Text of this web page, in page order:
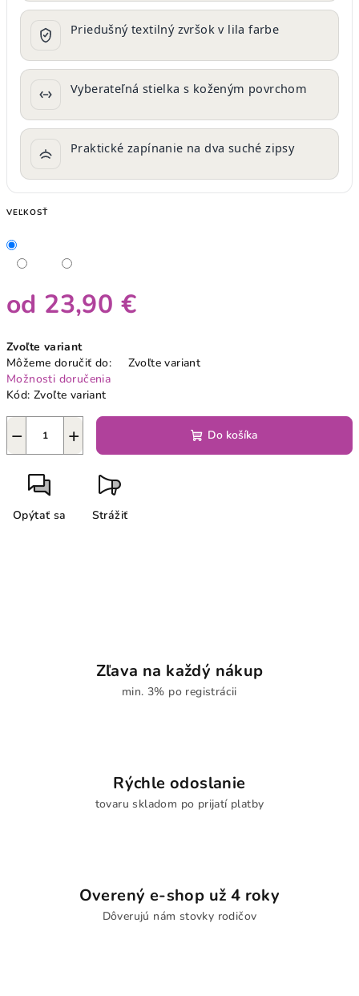
Priedušný textilný zvršok v lila farbe
Vyberateľná stielka s koženým povrchom
Praktické zapínanie na dva suché zipsy
VEĽKOSŤ
od 23,90 €
cena:
Zvoľte variant
Môžeme doručiť do:
Zvoľte variant
Možnosti doručenia
Kód: Zvoľte variant
+
− Do košíka
Opýtať sa Strážiť
Zľava na každý nákup
min. 3% po registrácii
Rýchle odoslanie
tovaru skladom po prijatí platby
Overený e-shop už 4 roky
Dôverujú nám stovky rodičov